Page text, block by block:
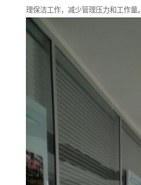
理保洁工作，减少管理压力和工作量。